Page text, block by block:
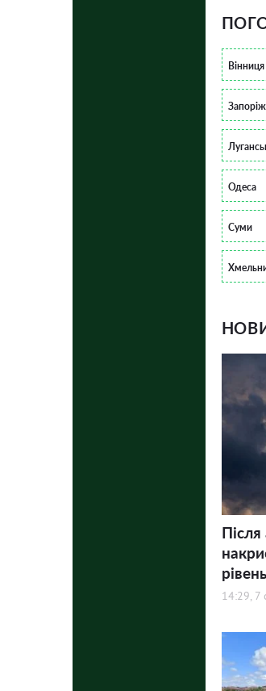
Вінниця
Одеса
Суми
14:29, 7